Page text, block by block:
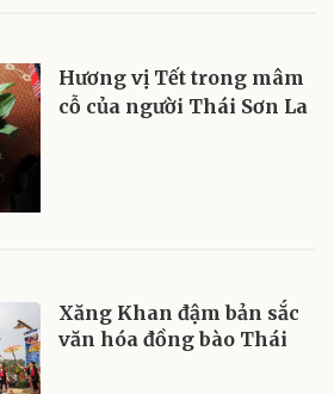
Hương vị Tết trong mâm
cỗ của người Thái Sơn La
Xăng Khan đậm bản sắc
văn hóa đồng bào Thái